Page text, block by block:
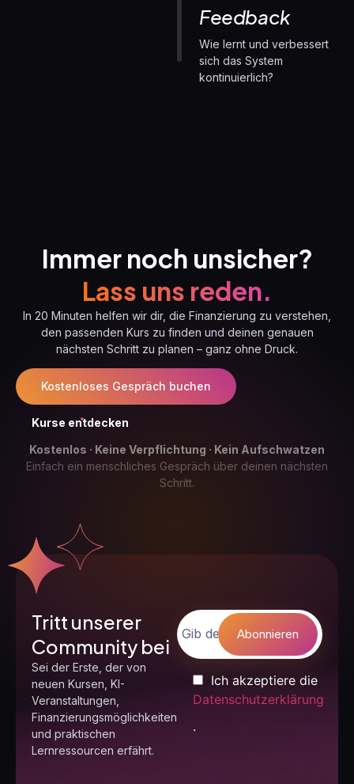
Feedback
Wie lernt und verbessert
sich das System
kontinuierlich?
Immer noch unsicher?
Lass uns reden.
In 20 Minuten helfen wir dir, die Finanzierung zu verstehen,
den passenden Kurs zu finden und deinen genauen
nächsten Schritt zu planen – ganz ohne Druck.
Kostenloses Gespräch buchen
Kurse entdecken
Kostenlos · Keine Verpflichtung · Kein Aufschwatzen
Einfach ein menschliches Gespräch über deinen nächsten
Schritt.
Tritt unserer
Community bei
Sei der Erste, der von
neuen Kursen, KI-
Veranstaltungen,
Finanzierungsmöglichkeiten
und praktischen
Lernressourcen erfährt.
Ich akzeptiere die
Datenschutzerklärung
.